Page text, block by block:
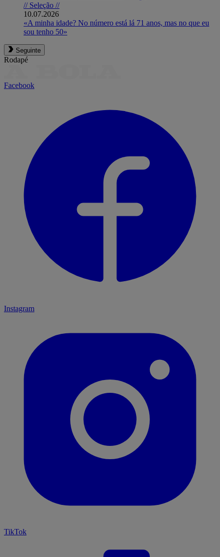
// Seleção //
10.07.2026
«A minha idade? No número está lá 71 anos, mas no que eu
sou tenho 50»
Seguinte
Rodapé
Facebook
Instagram
TikTok